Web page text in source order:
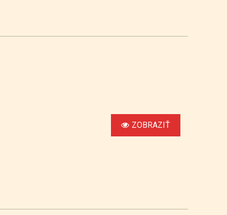
ZOBRAZIŤ